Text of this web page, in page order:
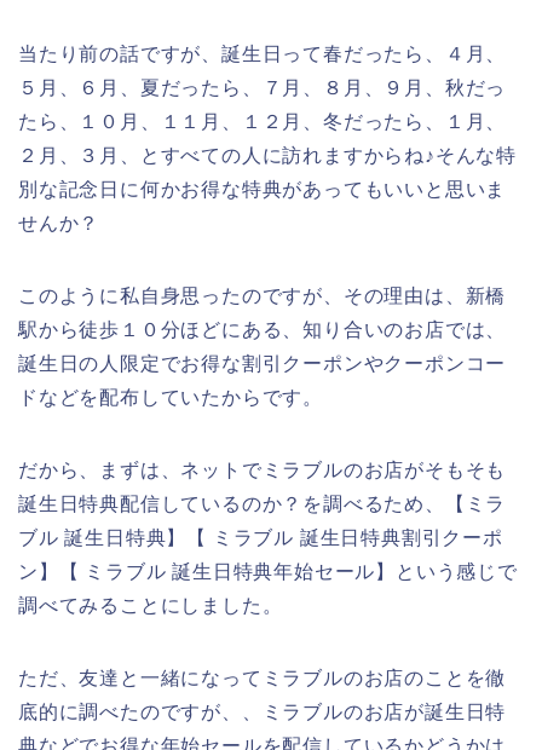
当たり前の話ですが、誕生日って春だったら、４月、
５月、６月、夏だったら、７月、８月、９月、秋だっ
たら、１０月、１１月、１２月、冬だったら、１月、
２月、３月、とすべての人に訪れますからね♪そんな特
別な記念日に何かお得な特典があってもいいと思いま
せんか？
このように私自身思ったのですが、その理由は、新橋
駅から徒歩１０分ほどにある、知り合いのお店では、
誕生日の人限定でお得な割引クーポンやクーポンコー
ドなどを配布していたからです。
だから、まずは、ネットでミラブルのお店がそもそも
誕生日特典配信しているのか？を調べるため、【ミラ
ブル 誕生日特典】【 ミラブル 誕生日特典割引クーポ
ン】【 ミラブル 誕生日特典年始セール】という感じで
調べてみることにしました。
ただ、友達と一緒になってミラブルのお店のことを徹
底的に調べたのですが、、ミラブルのお店が誕生日特
典などでお得な年始セールを配信しているかどうかは